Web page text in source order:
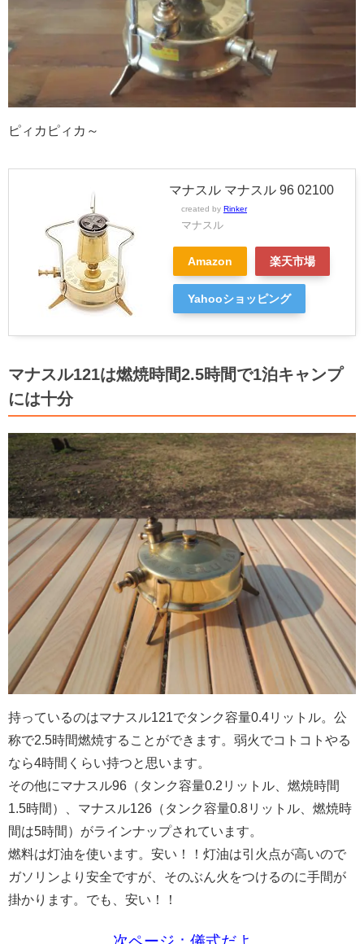
ピィカピィカ～
マナスル マナスル 96 02100
created by Rinker
マナスル
Amazon 楽天市場
Yahooショッピング
マナスル121は燃焼時間2.5時間で1泊キャンプ
には十分
持っているのはマナスル121でタンク容量0.4リットル。公
称で2.5時間燃焼することができます。弱火でコトコトやる
なら4時間くらい持つと思います。
その他にマナスル96（タンク容量0.2リットル、燃焼時間
1.5時間）、マナスル126（タンク容量0.8リットル、燃焼時
間は5時間）がラインナップされています。
燃料は灯油を使います。安い！！ 灯油は引火点が高いので
ガソリンより安全ですが、そのぶん火をつけるのに手間が
掛かります。でも、安い！！